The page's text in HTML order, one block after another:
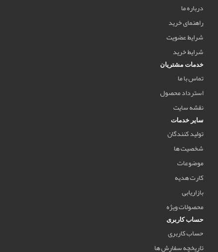
درباره ما
راهنمای خرید
شرایط عضویت
شرایط خرید
خدمات مشتریان
تماس با ما
استرداد محصول
نقشه سایت
سایر خدمات
تولید کنندگان
شخصیت ها
موضوعات
کارت هدیه
بازاریابی
محصولات ویژه
حساب کاربری
حساب کاربری
تاریخچه سفارش ها